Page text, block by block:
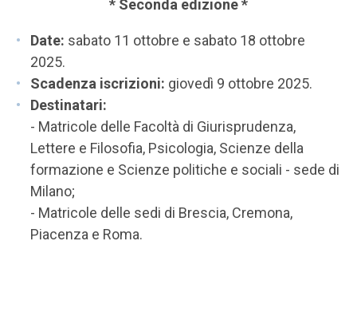
* Seconda edizione *
Date: sabato 11 ottobre e sabato 18 ottobre
2025.
Scadenza iscrizioni: giovedì 9 ottobre 2025.
Destinatari:
- Matricole delle Facoltà di Giurisprudenza,
Lettere e Filosofia, Psicologia, Scienze della
formazione e Scienze politiche e sociali - sede di
Milano;
- Matricole delle sedi di Brescia, Cremona,
Piacenza e Roma.